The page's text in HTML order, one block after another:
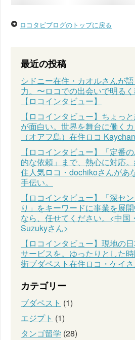
ロコタビブログのトップに戻る
最近の投稿
シドニー在住・カオルさんが
力。〜ロコでの出会いで明る
【ロコインタビュー】
【ロコインタビュー】ちょっ
が面白い。世界を舞台に働く
（オアフ島）在住ロコ
【ロコインタビュー】「定番
的な依頼」まで、熱心に対応
住人気ロコ・dochikoさんがあ
手伝い。
【ロコインタビュー】「深セ
り」をキーワードに事業を展
なら、任せてください。<中国
Suzukyさん>
【ロコインタビュー】現地の
サービスを。ゆったりとした
街ブダペスト在住ロコ・ケイ
カテゴリー
ブダペスト (1)
エジプト (1)
タンゴ留学 (28)